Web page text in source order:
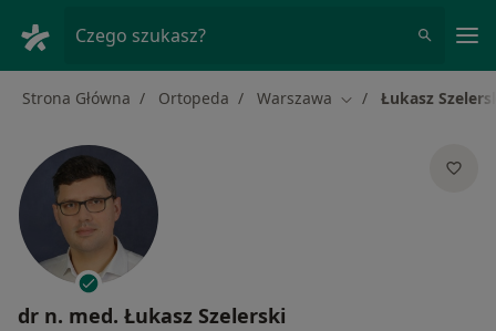
Czego szukasz?
Strona Główna Ortopeda Warszawa Zmień miasto
Łukasz
dr n. med. Łukasz Szelerski